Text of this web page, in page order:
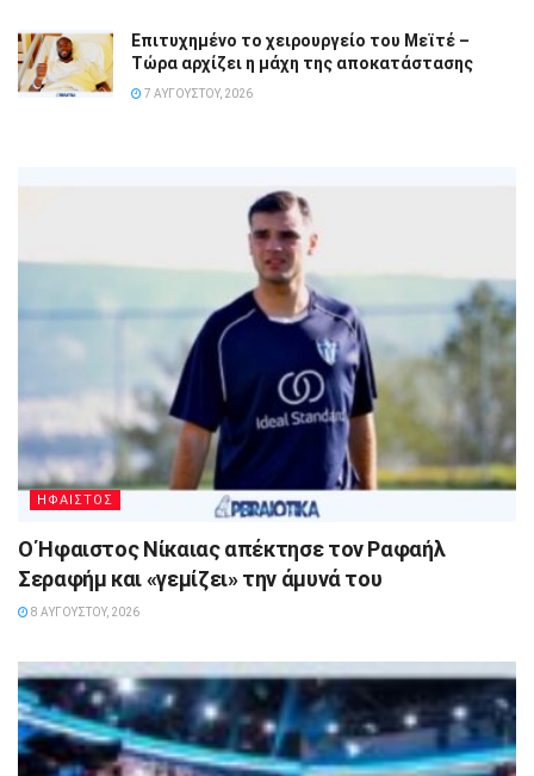
Επιτυχημένο το χειρουργείο του Μεϊτέ –
Τώρα αρχίζει η μάχη της αποκατάστασης
7 ΑΥΓΟΎΣΤΟΥ, 2026
ΗΦΑΙΣΤΟΣ
Ο Ήφαιστος Νίκαιας απέκτησε τον Ραφαήλ
Σεραφήμ και «γεμίζει» την άμυνά του
8 ΑΥΓΟΎΣΤΟΥ, 2026